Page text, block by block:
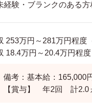
経験・ブランクのある方
253万円～281万円程度
18.4万円～20.4万円程度
備考：基本給：165,000
【賞与】 年2回 計2.0